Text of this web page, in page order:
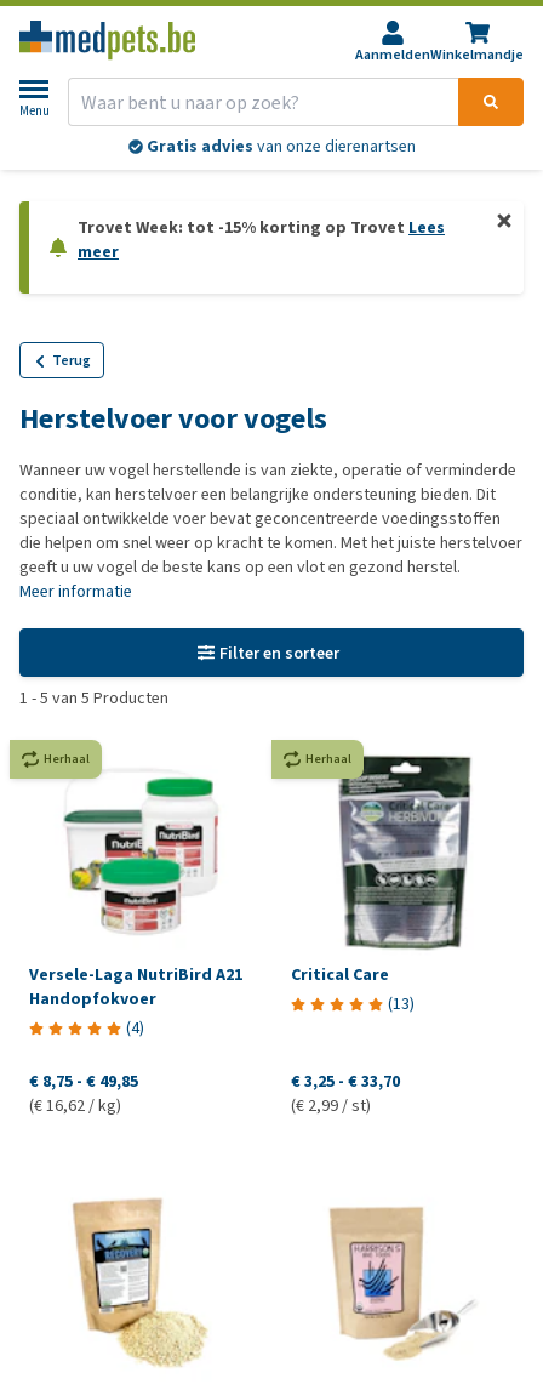
AanmeldenWinkelmandje
Menu
Gratis advies van onze dierenartsen
Trovet Week: tot -15% korting op Trovet Lees
meer
Terug
Herstelvoer voor vogels
Wanneer uw vogel herstellende is van ziekte, operatie of verminderde
conditie, kan herstelvoer een belangrijke ondersteuning bieden. Dit
speciaal ontwikkelde voer bevat geconcentreerde voedingsstoffen
die helpen om snel weer op kracht te komen. Met het juiste herstelvoer
geeft u uw vogel de beste kans op een vlot en gezond herstel.
Meer informatie
Filter en sorteer
1 -5 van 5 Producten
Herhaal
Versele-Laga NutriBird A21
Handopfokvoer
(4)
€ 8,75 - € 49,85
(€ 16,62 / kg)
Herhaal
Critical Care
(13)
€ 3,25 - € 33,70
(€ 2,99 / st)